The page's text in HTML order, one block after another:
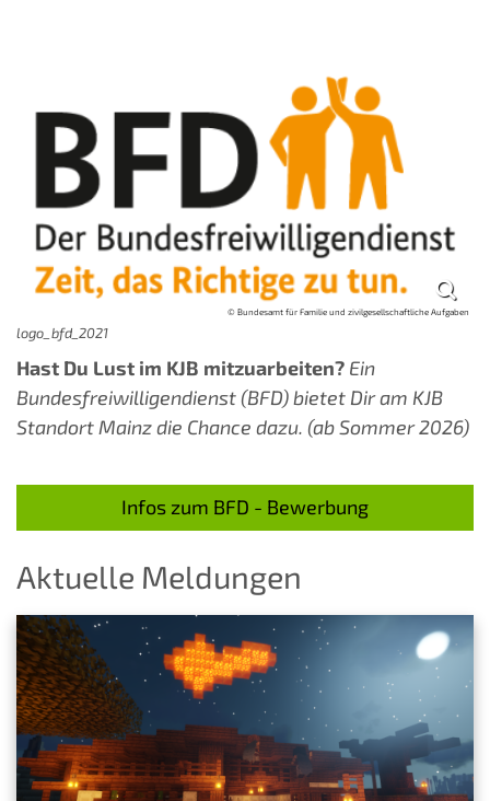
© Bundesamt für Familie und zivilgesellschaftliche Aufgaben
logo_bfd_2021
Hast Du Lust im KJB mitzuarbeiten? Ein
Bundesfreiwilligendienst (BFD) bietet Dir am KJB
Standort Mainz die Chance dazu. (ab Sommer 2026)
Infos zum BFD - Bewerbung
Aktuelle Meldungen